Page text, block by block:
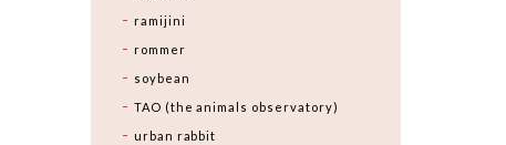
ramijini
rommer
soybean
TAO (the animals observatory)
urban rabbit